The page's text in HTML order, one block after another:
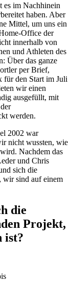
es im Nachhinein
haben. Aber
Mittel, um uns ein
Office der
innerhalb von
und Athleten des
Über das ganze
per Brief,
für den Start im Juli
wir einen
ausgefüllt, mit
werden.
2002 war
nicht wussten, wie
Nachdem das
und Chris
sich die
wir sind auf einem
die
Projekt,
ist?